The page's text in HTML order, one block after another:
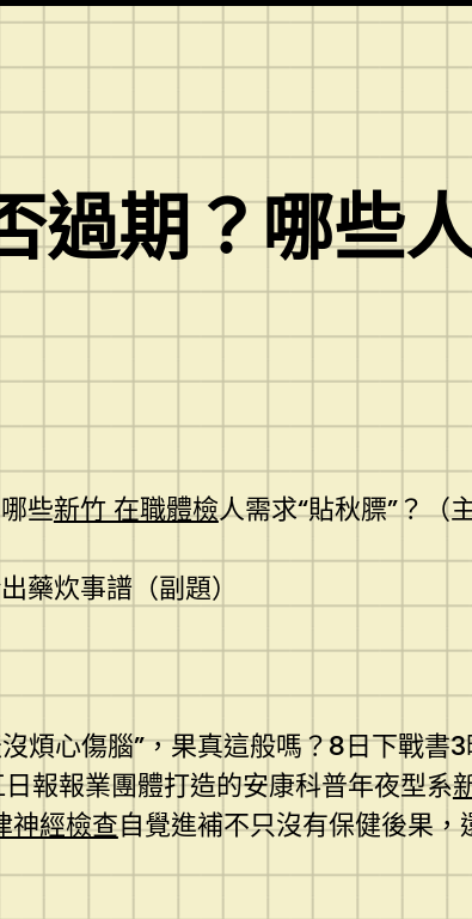
過期？哪些
些新竹 在職體檢人需求“貼秋膘”？（
炊事譜（副題）
心傷腦”，果真這般嗎？8日下戰書
報報業團體打造的安康科普年夜型系
神經檢查自覺進補不只沒有保健後果